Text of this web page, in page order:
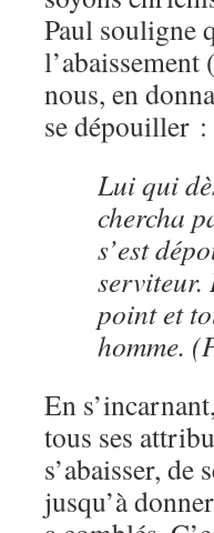
Paul souligne
nous, en
se dépouiller :
Lui qui
chercha
s’est
serviteur.
point et
homme.
En
tous ses
s’abaisser,
jusqu’à